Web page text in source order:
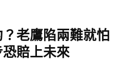
老鷹陷兩難就怕
賠上未來